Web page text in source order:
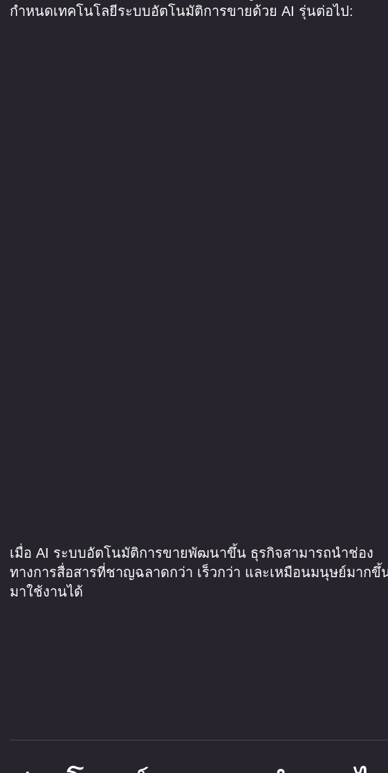
กำหนดเทคโนโลยีระบบอัตโนมัติการขายด้วย AI รุ่นต่อไป:
เมื่อ AI ระบบอัตโนมัติการขายพัฒนาขึ้น ธุรกิจสามารถนำช่อง
ทางการสื่อสารที่ชาญฉลาดกว่า เร็วกว่า และเหมือนมนุษย์มากขึ้
มาใช้งานได้